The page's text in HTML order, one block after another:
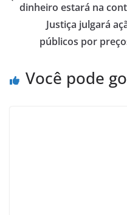
dinheiro estará na
Justiça julgará
públicos por
Você pode